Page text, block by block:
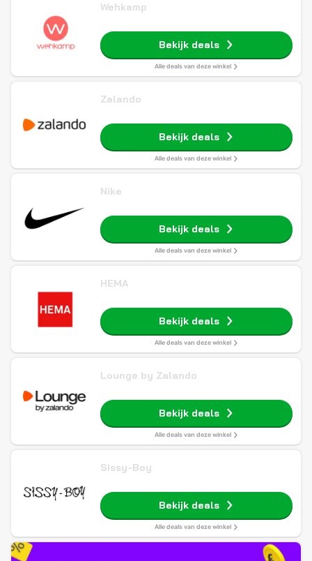
Wehkamp
Bekijk deals
Alle deals van deze winkel
Zalando
Bekijk deals
Alle deals van deze winkel
Nike
Bekijk deals
Alle deals van deze winkel
HEMA
Bekijk deals
Alle deals van deze winkel
Lounge by Zalando
Bekijk deals
Alle deals van deze winkel
Sissy-Boy
Bekijk deals
Alle deals van deze winkel